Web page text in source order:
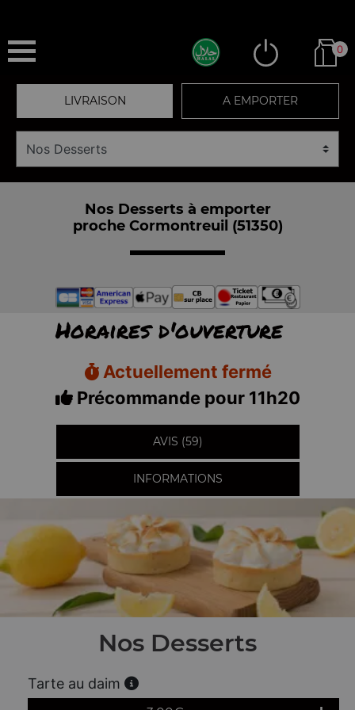
0
LIVRAISON A EMPORTER
Nos Desserts à emporter
proche Cormontreuil (51350)
Horaires d'ouverture
Actuellement fermé
Précommande pour 11h20
AVIS (59)
INFORMATIONS
Nos Desserts
Tarte au daim